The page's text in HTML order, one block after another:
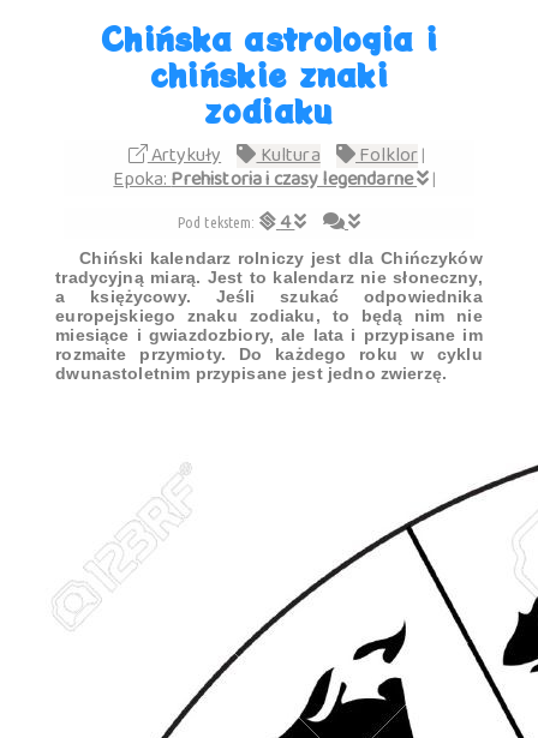
Chińska astrologia i
chińskie znaki
zodiaku
Artykuły Kultura Folklor |
Epoka:Prehistoria i czasy legendarne |
Pod tekstem: 4
Chiński kalendarz rolniczy jest dla Chińczyków
tradycyjną miarą. Jest to kalendarz nie słoneczny,
a księżycowy. Jeśli szukać odpowiednika
europejskiego znaku zodiaku, to będą nim nie
miesiące i gwiazdozbiory, ale lata i przypisane im
rozmaite przymioty. Do każdego roku w cyklu
dwunastoletnim przypisane jest jedno zwierzę.